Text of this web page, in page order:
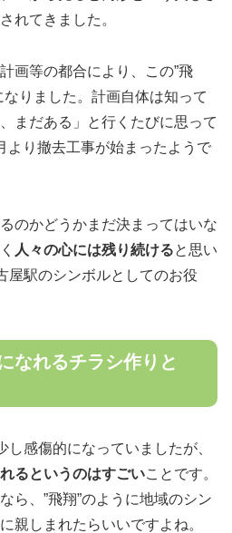
れてきました。
画等の都合により、この”飛
りました。計画自体は知って
まだある」と行くたびに思って
より撤去工事が始まったようで
のかどうかまだ決まってはいな
人々の心には残り続けると思い
屋駅のシンボルとしてのお役
なれるチラシ作りと
し感傷的になっていましたが、
るというのはすごいことです。
ら、”飛翔”のように地域のシン
親しまれたらいいですよね。